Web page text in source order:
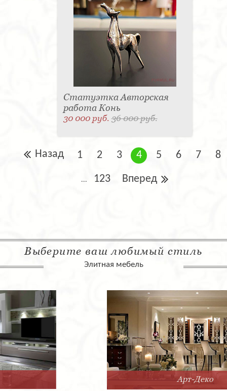
Статуэтка Авторская
работа Конь
30 000 руб.36 000 руб.
Назад 1 2 3 4 5 6 7 8
... 123 Вперед
Выберите ваш любимый стиль
Элитная мебель
Арт-Деко